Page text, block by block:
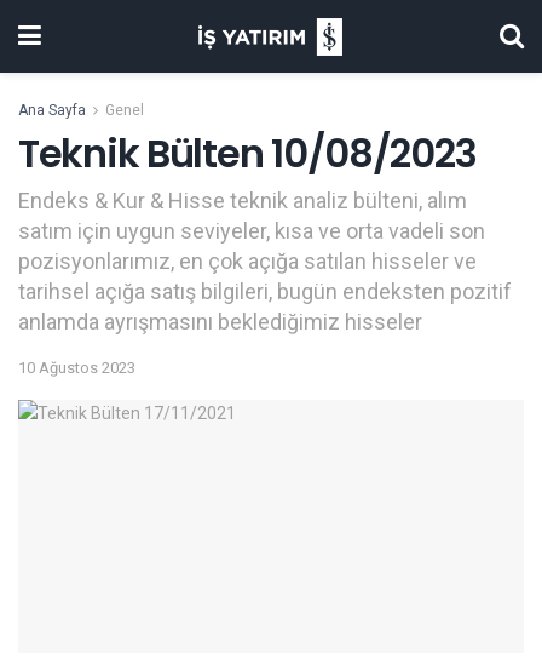
Ana Sayfa Genel
Teknik Bülten 10/08/2023
Endeks & Kur & Hisse teknik analiz bülteni, alım
satım için uygun seviyeler, kısa ve orta vadeli son
pozisyonlarımız, en çok açığa satılan hisseler ve
tarihsel açığa satış bilgileri, bugün endeksten pozitif
anlamda ayrışmasını beklediğimiz hisseler
10 Ağustos 2023